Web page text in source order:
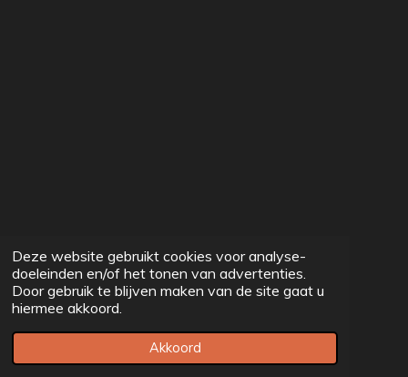
Deze website gebruikt cookies voor analyse-
doeleinden en/of het tonen van advertenties.
Door gebruik te blijven maken van de site gaat u
hiermee akkoord.
Akkoord